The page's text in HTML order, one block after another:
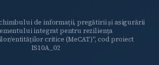
de informații, pregătirii și asigurării
integrat pentru reziliența
entităților critice (MeCAT)", cod proiect
IS10A_02